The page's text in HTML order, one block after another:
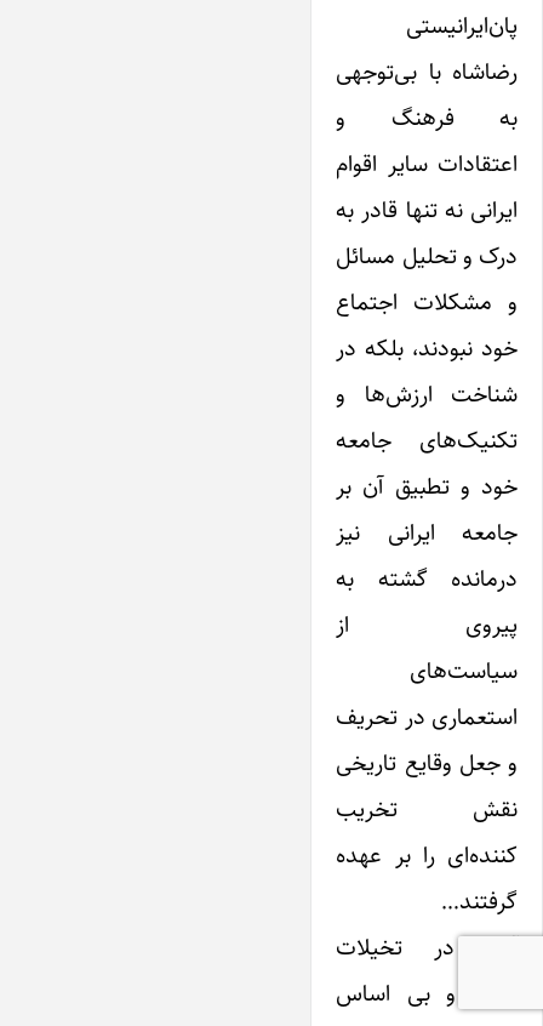
پان‌ایرانیستی
رضاشاه با بی‌توجهی
به فرهنگ و
اعتقادات سایر اقوام
‌ایرانی نه تنها قادر به
درک و تحلیل مسائل
و مشکلات اجتماع
خود نبودند، بلکه در
شناخت ارزش‌ها و
تکنیک‌های جامعه
خود و تطبیق آن بر
جامعه ‌ایرانی نیز
درمانده گشته به
پیروی از
سیاست‌های
استعماری در تحریف
و جعل وقایع تاریخی
نقش تخریب
کننده‌ای را بر عهده
گرفتند…
آنان در تخیلات
واهی و بی اساس